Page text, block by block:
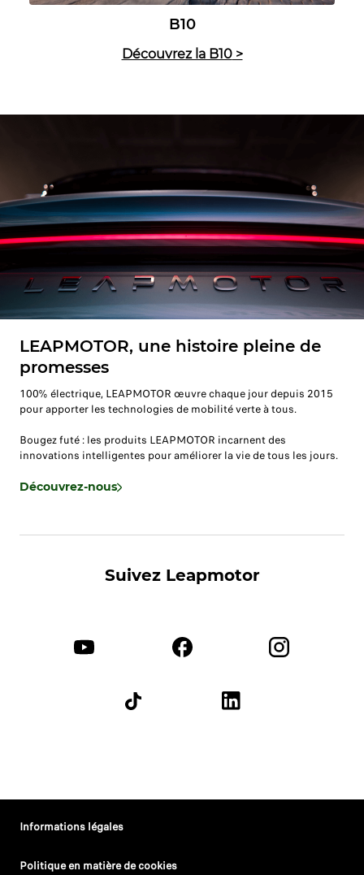
B10
Découvrez la B10>
LEAPMOTOR, une histoire pleine de
promesses
100% électrique, LEAPMOTOR œuvre chaque jour depuis 2015
pour apporter les technologies de mobilité verte à tous.
Bougez futé : les produits LEAPMOTOR incarnent des
innovations intelligentes pour améliorer la vie de tous les jours.
Découvrez-nous
Suivez Leapmotor
Informations légales
Politique en matière de cookies